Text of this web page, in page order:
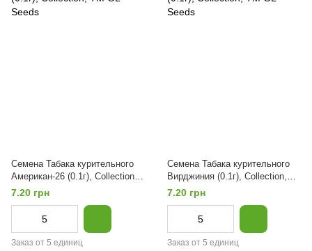
Семена Табака курительного
Американ-26 (0.1г), Collection,
TM GL Seeds
7.20 грн
Заказ от 5 единиц
Семена Табака курительного
Вирджиния (0.1г), Collection,
TM GL Seeds
7.20 грн
Заказ от 5 единиц